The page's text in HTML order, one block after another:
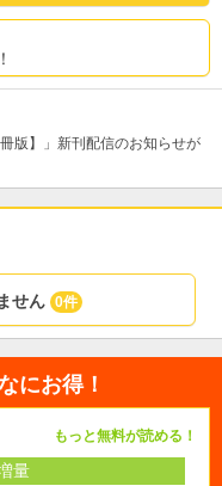
版】」新刊配信のお知らせが
せん 0件
にお得！
もっと無料が読める！
量